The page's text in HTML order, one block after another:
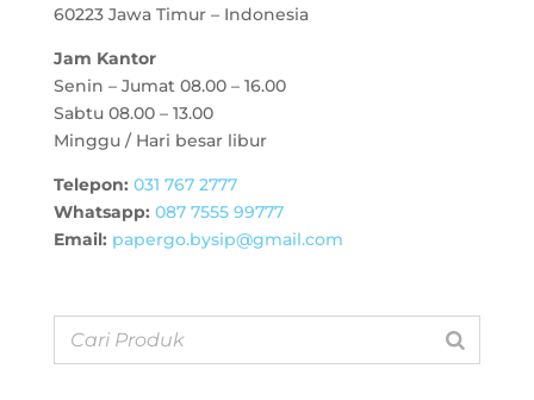
60223 Jawa Timur – Indonesia
Jam Kantor
Senin – Jumat 08.00 – 16.00
Sabtu 08.00 – 13.00
Minggu / Hari besar libur
Telepon: 031 767 2777
Whatsapp: 087 7555 99777
Email: papergo.bysip@gmail.com